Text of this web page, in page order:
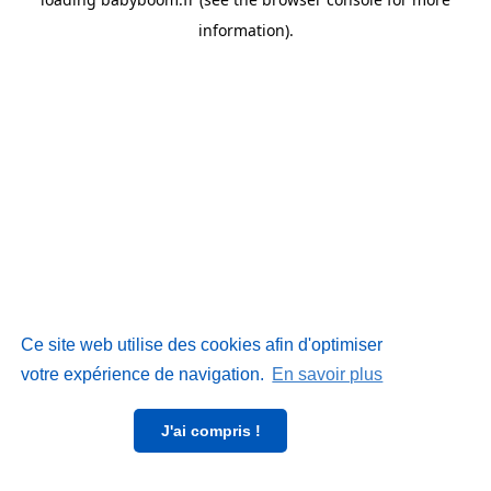
Ce site web utilise des cookies afin d'optimiser
votre expérience de navigation. En savoir plus
J'ai compris !
information).